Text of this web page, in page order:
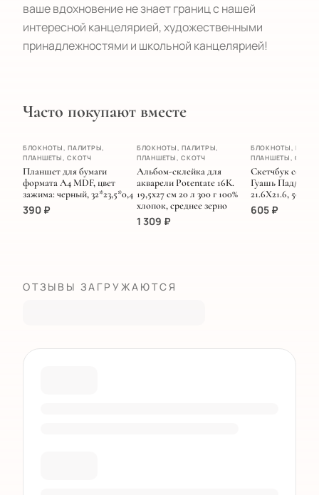
ваше вдохновение не знает границ с нашей
интересной канцелярией, художественными
принадлежностями и школьной канцелярией!
Часто покупают вместе
ХИТ
НОВИНКА
БЛОКНОТЫ, ПАЛИТРЫ,
ПЛАНШЕТЫ, СКОТЧ
Планшет для бумаги
формата А4 MDF, цвет
зажима: черный, 32*23,5*0,4
390 ₽
БЛОКНОТЫ, ПАЛИТРЫ,
ПЛАНШЕТЫ, СКОТЧ
Альбом-склейка для
акварели Potentate 16К.
19,5х27 см 20 л 300 г 100%
хлопок, среднее зерно
1 309 ₽
БЛОКНОТЫ,
ПЛАНШЕТЫ, СКОТЧ
Скетчбук серии
Гуашь Пад/
21.6Х21.6, 50
605 ₽
ОТЗЫВЫ ЗАГРУЖАЮТСЯ